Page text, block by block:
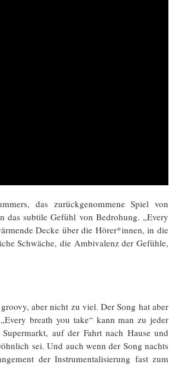
das zurückgenommene Spiel von
das subtile Gefühl von Bedrohung. „Every
Decke über die Hörer*innen, in die
Schwäche, die Ambivalenz der Gefühle,
aber nicht zu viel. Der Song hat aber
breath you take“ kann man zu jeder
auf der Fahrt nach Hause und
sei. Und auch wenn der Song nachts
der Instrumentalisierung fast zum